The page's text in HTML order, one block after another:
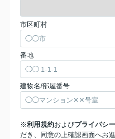
市区町村
番地
建物名/部屋番号
※利用規約およびプライバシ
だき、同意の上確認画面へお進